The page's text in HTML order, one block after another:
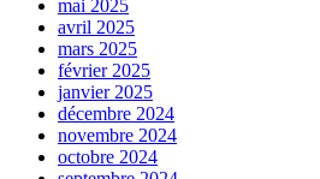
mai 2025
avril 2025
mars 2025
février 2025
janvier 2025
décembre 2024
novembre 2024
octobre 2024